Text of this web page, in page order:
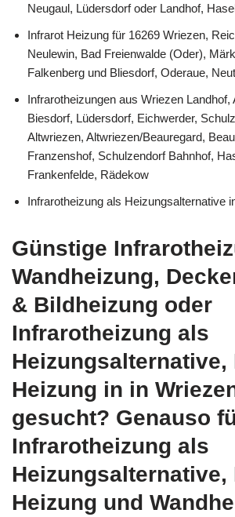
Neugaul, Lüdersdorf oder Landhof,
Infrarot Heizung für 16269 Wriezen,
Neulewin, Bad Freienwalde (Oder),
Falkenberg und Bliesdorf, Oderaue,
Infrarotheizungen aus Wriezen Landhof,
Biesdorf, Lüdersdorf, Eichwerder,
Altwriezen, Altwriezen/Beauregard,
Franzenshof, Schulzendorf Bahnhof,
Frankenfelde, Rädekow
Infrarotheizung als Heizungsalternative
Günstige
Wandheizung,
& Bildheizung oder
Infrarotheizung als
Heizungsalternative,
Heizung in in
gesucht? Genauso
Infrarotheizung als
Heizungsalternative,
Heizung und